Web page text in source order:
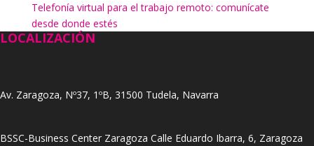
Telefonía virtual para el trabajo remoto: comunícate
desde donde estés
LOCALIZACIÓN
Av. Zaragoza, Nº37, 1ºB, 31500 Tudela, Navarra
BSSC-Business Center Zaragoza Calle Eduardo Ibarra, 6, Zaragoza